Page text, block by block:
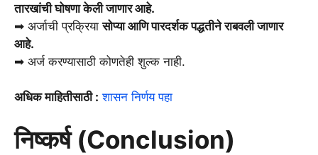
तारखांची घोषणा केली जाणार आहे.
➡ अर्जाची प्रक्रियासोप्या आणि पारदर्शक पद्धतीने राबवली जाणार
आहे.
➡ अर्ज करण्यासाठी कोणतेही शुल्क नाही.
अधिक माहितीसाठी : शासन निर्णय पहा
निष्कर्ष (Conclusion)